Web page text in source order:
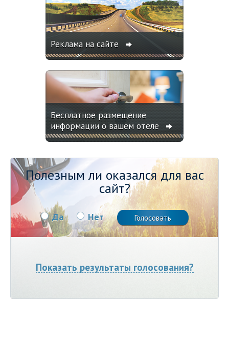
Реклама на сайте
Бесплатное размещение
информации о вашем отеле
Полезным ли оказался для вас
сайт?
Да Нет
Показать результаты голосования?